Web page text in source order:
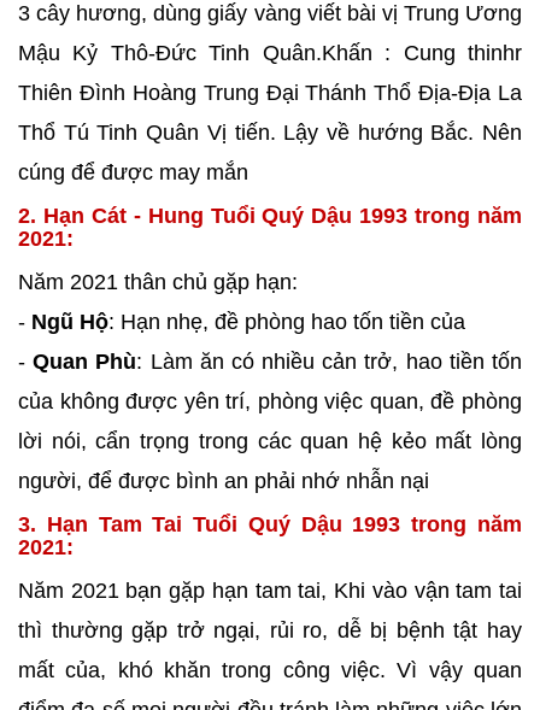
3 cây hương, dùng giấy vàng viết bài vị Trung Ương
Mậu Kỷ Thô-Đức Tinh Quân.Khấn : Cung thinhr
Thiên Đình Hoàng Trung Đại Thánh Thổ Địa-Địa La
Thổ Tú Tinh Quân Vị tiến. Lậy về hướng Bắc. Nên
cúng để được may mắn
2. Hạn Cát - Hung Tuổi Quý Dậu 1993 trong năm
2021:
Năm 2021 thân chủ gặp hạn:
- Ngũ Hộ: Hạn nhẹ, đề phòng hao tốn tiền của
-Quan Phù: Làm ăn có nhiều cản trở, hao tiền tốn
của không được yên trí, phòng việc quan, đề phòng
lời nói, cẩn trọng trong các quan hệ kẻo mất lòng
người, để được bình an phải nhớ nhẫn nại
3. Hạn Tam Tai Tuổi Quý Dậu 1993 trong năm
2021:
Năm 2021 bạn gặp hạn tam tai, Khi vào vận tam tai
thì thường gặp trở ngại, rủi ro, dễ bị bệnh tật hay
mất của, khó khăn trong công việc. Vì vậy quan